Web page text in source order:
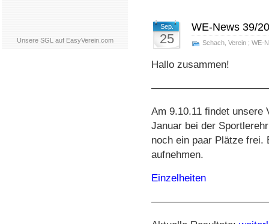
Unsere SGL auf EasyVerein.com
Sep.
25
WE-News 39/
Schach Verein ; WE-
Hallo zusammen!
Am 9.10.11 findet unsere
Januar bei der
noch ein paar Plätze
aufnehmen.
Einzelheiten